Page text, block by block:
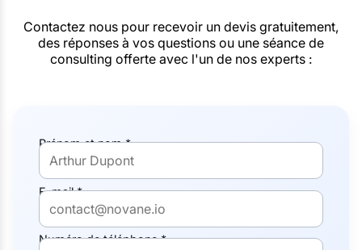
Contactez nous pour recevoir un devis gratuitement,
des réponses à vos questions ou une séance de
consulting offerte avec l'un de nos experts :
Prénom et nom *
E-mail *
Numéro de téléphone *